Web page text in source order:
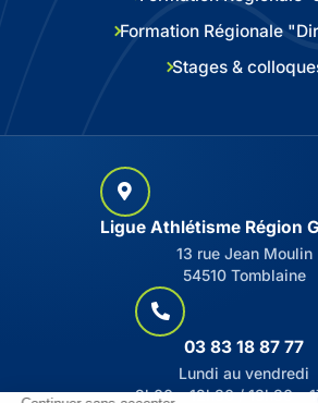
Formation Régionale
Stages &
Ligue Athlétisme Région
13 rue Jean Moulin
54510 Tomblaine
03 83 18 87 77
Lundi au vendredi
9h00 – 12h30 / 13h30 –